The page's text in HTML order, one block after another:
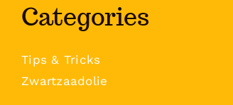
Categories
Tips & Tricks
Zwartzaadolie